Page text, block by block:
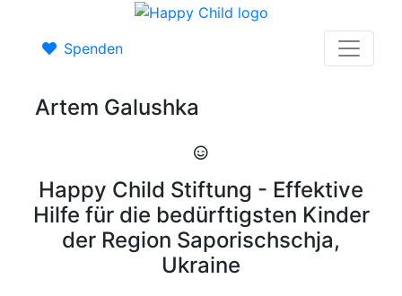
Spenden
Artem Galushka
Happy Child Stiftung - Effektive
Hilfe für die bedürftigsten Kinder
der Region Saporischschja,
Ukraine